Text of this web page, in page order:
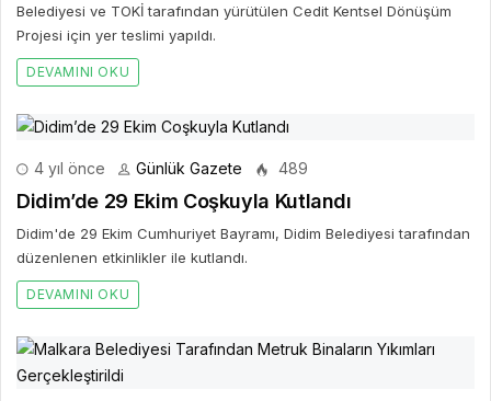
Belediyesi ve TOKİ tarafından yürütülen Cedit Kentsel Dönüşüm
Projesi için yer teslimi yapıldı.
DEVAMINI OKU
4 yıl önce Günlük Gazete 489
Didim’de 29 Ekim Coşkuyla Kutlandı
Didim'de 29 Ekim Cumhuriyet Bayramı, Didim Belediyesi tarafından
düzenlenen etkinlikler ile kutlandı.
DEVAMINI OKU